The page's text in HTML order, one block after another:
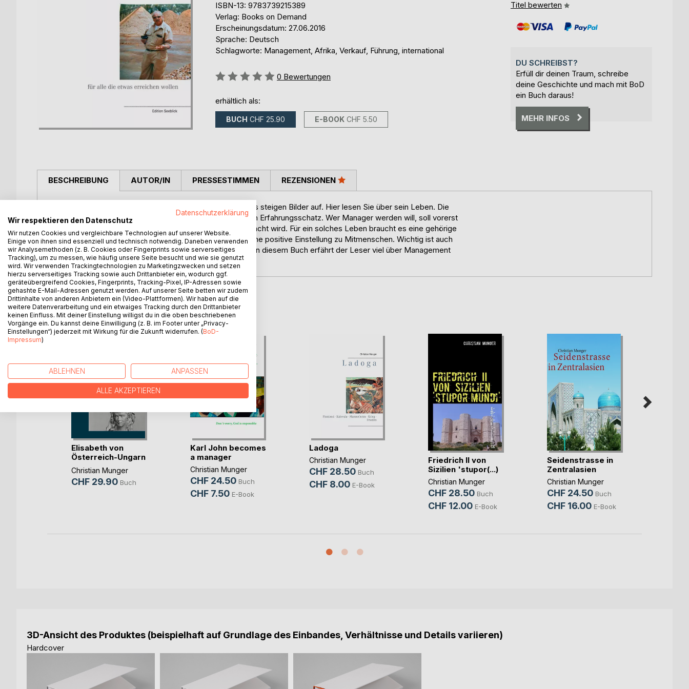
ISBN-13: 9783739215389
Verlag: Books on Demand
Erscheinungsdatum: 27.06.2016
Sprache: Deutsch
Schlagworte: Management, Afrika, Verkauf, Führung, international
Bewertung::
0 Bewertungen
erhältlich als:
BUCH CHF 25.90 E-BOOK CHF 5.50
Titel bewerten
DU SCHREIBST?
Erfüll dir deinen Traum, schreibe
deine Geschichte und mach mit BoD
ein Buch daraus!
MEHR INFOS
BESCHREIBUNG
Karl John ist jetzt 86 und hellwach, aus seinem Gedächtnis steigen Bilder auf. Hier lesen Sie über sein Leben. Die
hier aufgezeichneten Erinnerungen enthalten einen großen Erfahrungsschatz. Wer Manager werden will, soll vorerst
im Ausland sein Glück suchen, hier lesen Sie, wie es gemacht wird. Für ein solches Leben braucht es eine gehörige
Portion Mut, Menschenkenntnis, Anpassungswillen und eine positive Einstellung zu Mitmenschen. Wichtig ist auch
ein Talent, sich selber zu führen und andere mitzuziehen. In diesem Buch erfährt der Leser viel über Management
unter schwierigen Umständen.
AUTOR/IN PRESSESTIMMEN REZENSIONEN
WEITERE TITEL BEIBoD
Elisabeth von
Österreich-Ungarn
"Sisi"
Christian Munger
CHF 29.90 Buch
Karl John becomes
a manager
Christian Munger
CHF 24.50 Buch
CHF 7.50 E-Book
Ladoga
Christian Munger
CHF 28.50 Buch
CHF 8.00 E-Book
Friedrich II von
Sizilien 'stupor(...)
Christian Munger
CHF 28.50 Buch
CHF 12.00 E-Book
Seidenstrasse in
Zentralasien
Christian Munger
CHF 24.50 Buch
CHF 16.00 E-Book
3D-Ansicht des Produktes (beispielhaft auf Grundlage des Einbandes, Verhältnisse und Details variieren)
Hardcover
Datenschutzerklärung
Wir respektieren den Datenschutz
Wir nutzen Cookies und vergleichbare Technologien auf unserer Website.
Einige von ihnen sind essenziell und technisch notwendig. Daneben verwenden
wir Analysemethoden (z. B. Cookies oder Fingerprints sowie serverseitiges
Tracking), um zu messen, wie häufig unsere Seite besucht und wie sie genutzt
wird. Wir verwenden Trackingtechnologien zu Marketingzwecken und setzen
hierzu serverseitiges Tracking sowie auch Drittanbieter ein, wodurch ggf.
geräteübergreifend Cookies, Fingerprints, Tracking-Pixel, IP-Adressen sowie
gehashte E-Mail-Adressen genutzt werden. Auf unserer Seite betten wir zudem
Drittinhalte von anderen Anbietern ein (Video-Plattformen). Wir haben auf die
weitere Datenverarbeitung und ein etwaiges Tracking durch den Drittanbieter
keinen Einfluss. Mit deiner Einstellung willigst du in die oben beschriebenen
Vorgänge ein. Du kannst deine Einwilligung (z. B. im Footer unter „Privacy-
Einstellungen“) jederzeit mit Wirkung für die Zukunft widerrufen. (BoD-
Impressum)
ABLEHNEN ANPASSEN
ALLE AKZEPTIEREN